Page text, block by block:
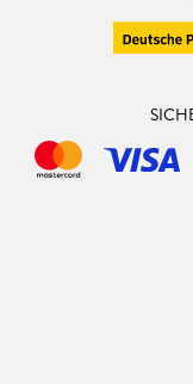
werden. Es wird
lese. Band 3 liegt